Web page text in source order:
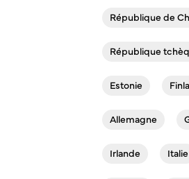
République de
République
Estonie
Allemagne
Irlande Italie